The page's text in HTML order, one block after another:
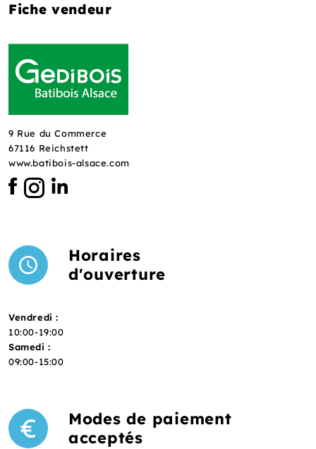
Fiche vendeur
9 Rue du Commerce
67116 Reichstett
www.batibois-alsace.com
Horaires
d'ouverture
Vendredi :
10:00-19:00
Samedi :
09:00-15:00
Modes de paiement
acceptés